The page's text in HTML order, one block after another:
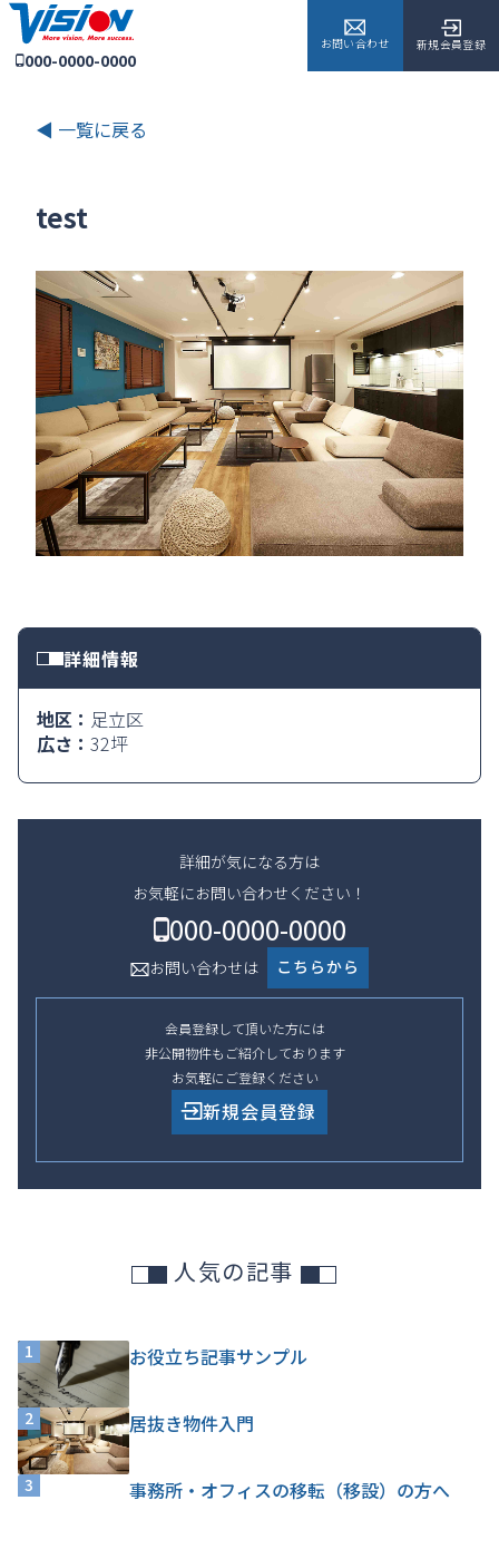
000-0000-0000
お問い合わせ 新規会員登録
◀ 一覧に戻る
test
詳細情報
地区： 足立区
広さ： 32坪
詳細が気になる方は
お気軽にお問い合わせください！
000-0000-0000
お問い合わせは こちらから
会員登録して頂いた方には
非公開物件もご紹介しております
お気軽にご登録ください
新規会員登録
人気の記事
1 お役立ち記事サンプル
2 居抜き物件入門
3 事務所・オフィスの移転（移設）の方へ